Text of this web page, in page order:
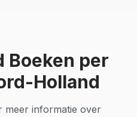
Boeken per
Holland
meer informatie over